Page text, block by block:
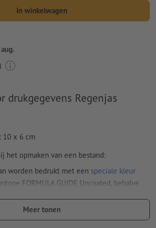
In winkelwagen
drukgegevens Regenjas
: 10 x 6 cm
het opmaken van een bestand:
worden bedrukt met een speciale kleur
FORMULA GUIDE Uncoated, behalve
bij hetdrukken met witte inkt
Meer tonen